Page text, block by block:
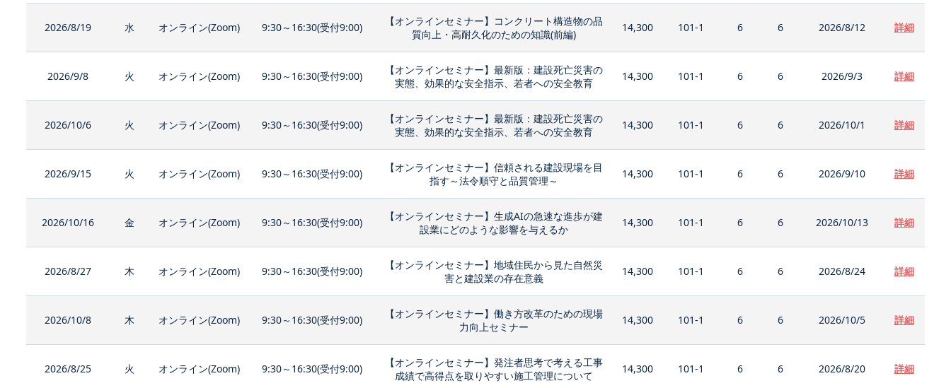
2026/8/19 水 オンライン(Zoom) 9:30～16:30(受付9:00)
【オンラインセミナー】コンクリート構造物の品
質向上・高耐久化のための知識(前編)
14,300 101-1 6 6 2026/8/12 詳細
2026/9/8 火 オンライン(Zoom) 9:30～16:30(受付9:00)
【オンラインセミナー】最新版：建設死亡災害の
実態、効果的な安全指示、若者への安全教育
14,300 101-1 6 6 2026/9/3 詳細
2026/10/6 火 オンライン(Zoom) 9:30～16:30(受付9:00)
【オンラインセミナー】最新版：建設死亡災害の
実態、効果的な安全指示、若者への安全教育
14,300 101-1 6 6 2026/10/1 詳細
2026/9/15 火 オンライン(Zoom) 9:30～16:30(受付9:00)
【オンラインセミナー】信頼される建設現場を目
指す～法令順守と品質管理～
14,300 101-1 6 6 2026/9/10 詳細
2026/10/16 金 オンライン(Zoom) 9:30～16:30(受付9:00)
【オンラインセミナー】生成AIの急速な進歩が建
設業にどのような影響を与えるか
14,300 101-1 6 6 2026/10/13 詳細
2026/8/27 木 オンライン(Zoom) 9:30～16:30(受付9:00)
【オンラインセミナー】地域住民から見た自然災
害と建設業の存在意義
14,300 101-1 6 6 2026/8/24 詳細
2026/10/8 木 オンライン(Zoom) 9:30～16:30(受付9:00)
【オンラインセミナー】働き方改革のための現場
力向上セミナー
14,300 101-1 6 6 2026/10/5 詳細
2026/8/25 火 オンライン(Zoom) 9:30～16:30(受付9:00)
【オンラインセミナー】発注者思考で考える工事
成績で高得点を取りやすい施工管理について
14,300 101-1 6 6 2026/8/20 詳細